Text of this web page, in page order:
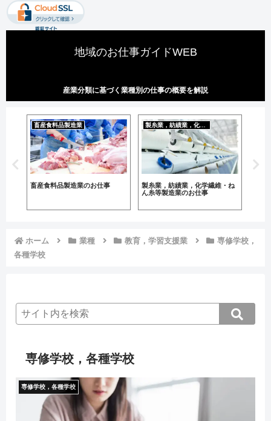
地域のお仕事ガイドWEB
産業分類に基づく業種別の仕事の概要を解説
畜産食料品製造業
畜産食料品製造業のお仕事
製糸業，紡績業，化学繊維・ねん糸等製造業
製糸業，紡績業，化学繊維・ね
ん糸等製造業のお仕事
ホーム 業種 教育，学習支援業
専修学校，
各種学校
専修学校，各種学校
専修学校，各種学校